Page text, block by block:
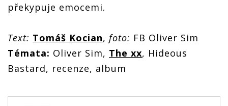
překypuje emocemi.
Text: Tomáš Kocian, foto: FB Oliver Sim
Témata: Oliver Sim, The xx, Hideous
Bastard, recenze, album